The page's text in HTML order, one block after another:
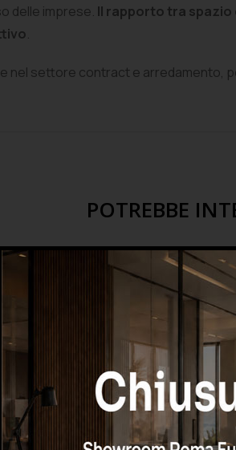
delle imprese. Il rapporto tra spazio
.
nel settore contract e arredamento,
POTREBBE